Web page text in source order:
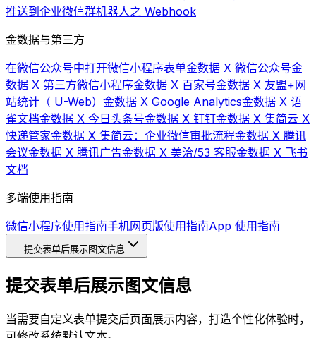
推送到企业微信群机器人之 Webhook
金数据与第三方
在微信公众号中打开微信小程序表单金数据 X 微信公众号金
数据 X 第三方微信小程序金数据 X 百家号金数据 X 友盟+网
站统计（ U-Web） 金数据 X Google Analytics金数据 X 语
雀文档金数据 X 今日头条号金数据 X 钉钉金数据 X 集简云 X
快递管家金数据 X 集简云：企业微信审批流程金数据 X 腾讯
会议金数据 X 腾讯广告金数据 X 美洽/53 客服金数据 X 飞书
文档
多端使用指南
微信小程序使用指南手机网页版使用指南App 使用指南
提交表单后展示图文信息
提交表单后展示图文信息
当需要自定义表单提交后页面展示内容，打造个性化体验时，